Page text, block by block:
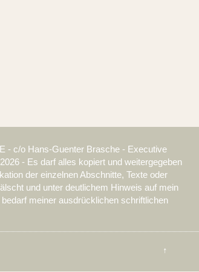
- c/o Hans-Guenter Brasche - Executive
- Es darf alles kopiert und weitergegeben
der einzelnen Abschnitte, Texte oder
und unter deutlichem Hinweis auf mein
meiner ausdrücklichen schriftlichen
↑